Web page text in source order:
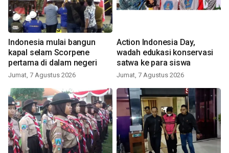
Indonesia mulai bangun
kapal selam Scorpene
pertama di dalam negeri
Jumat, 7 Agustus 2026
Action Indonesia Day,
wadah edukasi konservasi
satwa ke para siswa
Jumat, 7 Agustus 2026